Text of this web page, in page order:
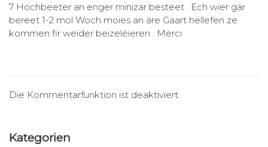
7 Hochbeeter an enger minizär besteet . Ech wier gär
bereet 1-2 mol Woch moies an äre Gaart hëllefen ze
kommen fir weider beizeléieren . Merci
Die Kommentarfunktion ist deaktiviert.
Kategorien